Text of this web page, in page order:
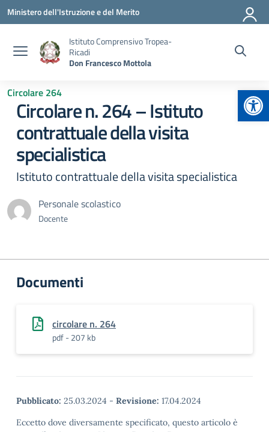
Vai ai contenuti
Vai al menu di navigazione
Vai al footer
Ministero dell'Istruzione e del Merito
Istituto Comprensivo Tropea-
Ricadi
Don Francesco Mottola
Circolare 264
Circolare n. 264 – Istituto
contrattuale della visita
specialistica
Istituto contrattuale della visita specialistica
Personale scolastico
Docente
Documenti
circolare n. 264
pdf - 207 kb
Pubblicato: 25.03.2024 - Revisione: 17.04.2024
Eccetto dove diversamente specificato, questo articolo è